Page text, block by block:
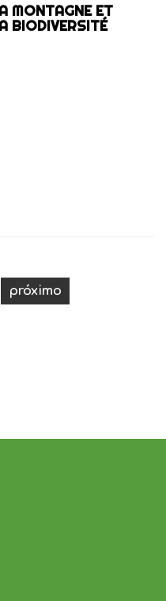
MONTAGNE ET
BIODIVERSITÉ
próximo